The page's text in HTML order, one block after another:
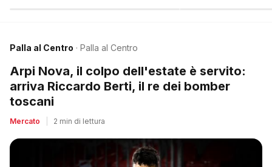
Palla al Centro · Palla al Centro
Arpi Nova, il colpo dell'estate è servito:
arriva Riccardo Berti, il re dei bomber
toscani
Mercato 2 min di lettura